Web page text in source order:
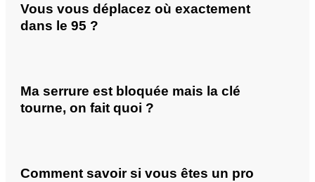
Vous vous déplacez où exactement
dans le 95 ?
Ma serrure est bloquée mais la clé
tourne, on fait quoi ?
Comment savoir si vous êtes un pro